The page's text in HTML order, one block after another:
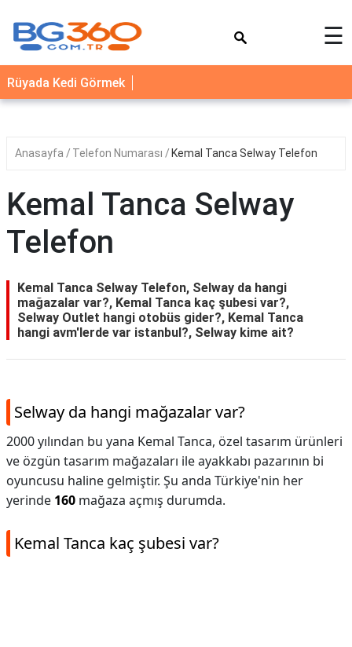
YEMEK
TARİFLERİ
SAĞLIK
İLETİŞİM
☰
Rüyada Kedi Görmek
Anasayfa Telefon Numarası Kemal Tanca Selway Telefon
Kemal Tanca Selway
Telefon
Kemal Tanca Selway Telefon, Selway da hangi
mağazalar var?, Kemal Tanca kaç şubesi var?,
Selway Outlet hangi otobüs gider?, Kemal Tanca
hangi avm'lerde var istanbul?, Selway kime ait?
Selway da hangi mağazalar var?
2000 yılından bu yana Kemal Tanca, özel tasarım ürünleri
ve özgün tasarım mağazaları ile ayakkabı pazarının bi
oyuncusu haline gelmiştir. Şu anda Türkiye'nin her
yerinde 160 mağaza açmış durumda.
Kemal Tanca kaç şubesi var?